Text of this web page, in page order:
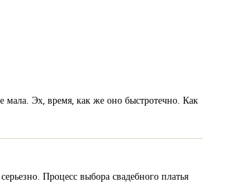
мала. Эх, время, как же оно быстротечно. Как
Процесс выбора свадебного платья